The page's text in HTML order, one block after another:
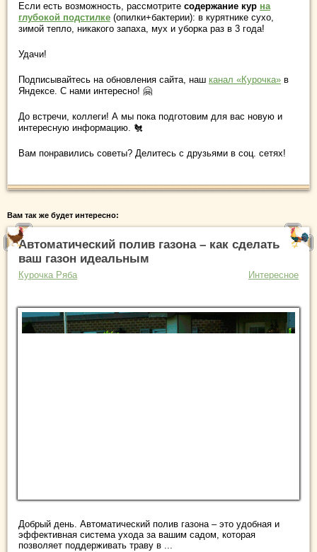
Если есть возможность, рассмотрите содержание кур на
глубокой подстилке (опилки+бактерии): в курятнике сухо,
зимой тепло, никакого запаха, мух и уборка раз в 3 года!
Удачи!
Подписывайтесь на обновления сайта, наш канал «Курочка» в
Яндексе. С нами интересно! 🤗
До встречи, коллеги! А мы пока подготовим для вас новую и
интересную информацию. 🐔
Вам понравились советы? Делитесь с друзьями в соц. сетях!
Вам так же будет интересно:
Автоматический полив газона – как сделать
ваш газон идеальным
Курочка Ряба Интересное
Добрый день. Автоматический полив газона – это удобная и
эффективная система ухода за вашим садом, которая
позволяет поддерживать траву в ...